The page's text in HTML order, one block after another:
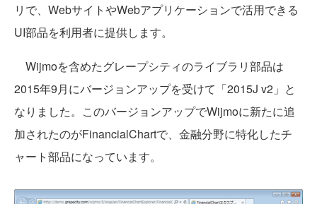
リで、WebサイトやWebアプリケーションで活用できる
UI部品を利用者に提供します。
Wijmoを含めたグレープシティのライブラリ部品は
2015年9月にバージョンアップを受けて「2015J v2」と
なりました。このバージョンアップでWijmoに新たに追
加されたのがFinancialChartで、金融分野に特化したチ
ャート部品になっています。